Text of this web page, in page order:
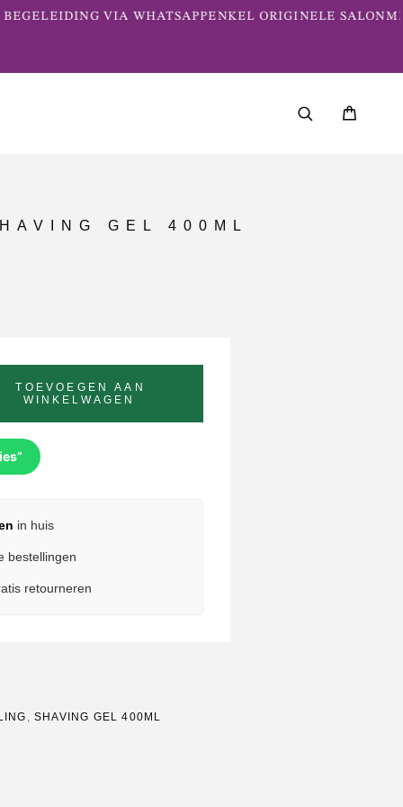
VIA WHATSAPPENKEL ORIGINELE
GEL 400ML
TOEVOEGEN AAN
WINKELWAGEN
in huis
bestellingen
retourneren
,SHAVING GEL 400ML